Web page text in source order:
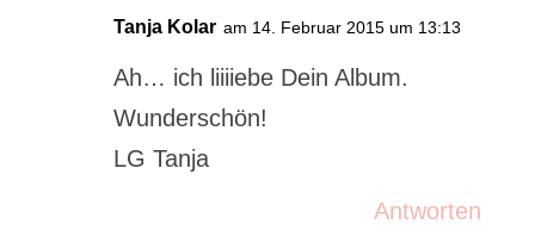
Tanja Kolar am 14. Februar 2015 um 13:13
Ah… ich liiiiebe Dein Album.
Wunderschön!
LG Tanja
Antworten